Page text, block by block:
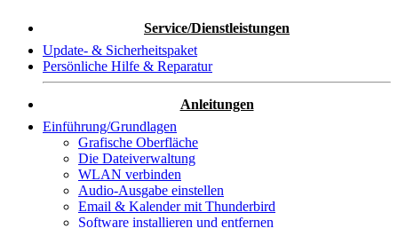
Service/Dienstleistungen
Update- & Sicherheitspaket
Persönliche Hilfe & Reparatur
Anleitungen
Einführung/Grundlagen
Grafische Oberfläche
Die Dateiverwaltung
WLAN verbinden
Audio-Ausgabe einstellen
Email & Kalender mit Thunderbird
Software installieren und entfernen